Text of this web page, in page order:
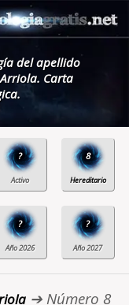
del apellido
Carta
? 8
? ?
➔ Número 8